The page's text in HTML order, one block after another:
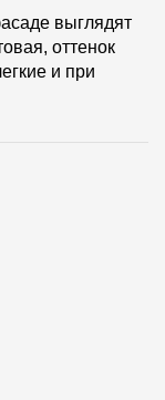
выглядят
оттенок
и при